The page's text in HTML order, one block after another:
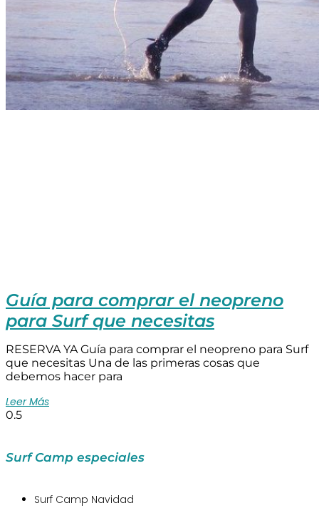
Guía para comprar el neopreno
para Surf que necesitas
RESERVA YA Guía para comprar el neopreno para Surf
que necesitas Una de las primeras cosas que
debemos hacer para
Leer Más
Surf Camp especiales
Surf Camp Navidad